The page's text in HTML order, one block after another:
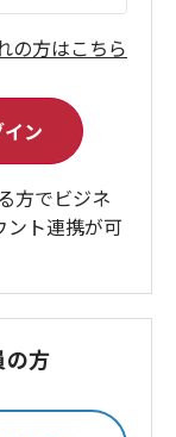
の方はこちら
方でビジネ
ント連携が可
の方